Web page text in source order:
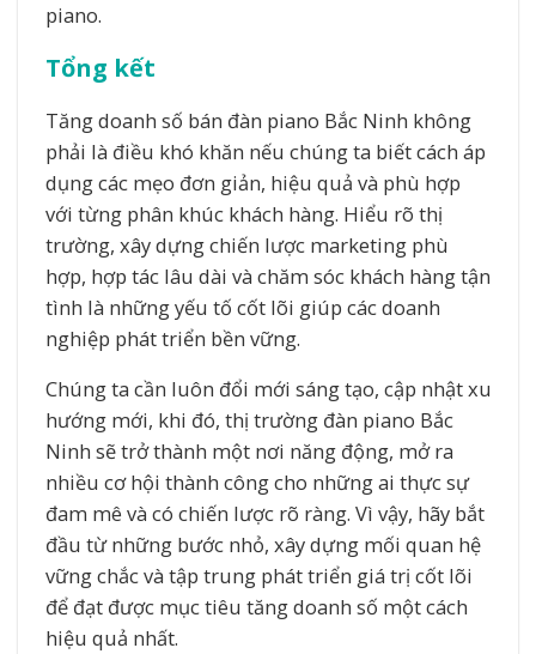
piano.
Tổng kết
Tăng doanh số bán đàn piano Bắc Ninh không
phải là điều khó khăn nếu chúng ta biết cách áp
dụng các mẹo đơn giản, hiệu quả và phù hợp
với từng phân khúc khách hàng. Hiểu rõ thị
trường, xây dựng chiến lược marketing phù
hợp, hợp tác lâu dài và chăm sóc khách hàng tận
tình là những yếu tố cốt lõi giúp các doanh
nghiệp phát triển bền vững.
Chúng ta cần luôn đổi mới sáng tạo, cập nhật xu
hướng mới, khi đó, thị trường đàn piano Bắc
Ninh sẽ trở thành một nơi năng động, mở ra
nhiều cơ hội thành công cho những ai thực sự
đam mê và có chiến lược rõ ràng. Vì vậy, hãy bắt
đầu từ những bước nhỏ, xây dựng mối quan hệ
vững chắc và tập trung phát triển giá trị cốt lõi
để đạt được mục tiêu tăng doanh số một cách
hiệu quả nhất.